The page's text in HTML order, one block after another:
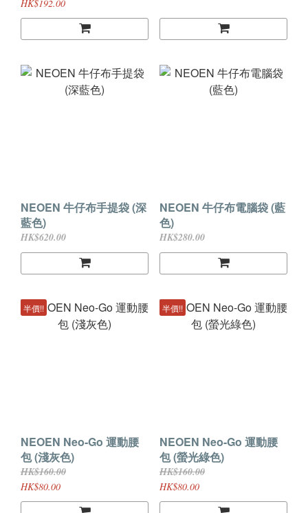
HK$192.00
NEOEN 牛仔布手提袋 (深
藍色)
HK$620.00
NEOEN 牛仔布電腦袋 (藍
色)
HK$280.00
半價!!
NEOEN Neo-Go 運動腰
包 (淺灰色)
HK$160.00
HK$80.00
半價!!
NEOEN Neo-Go 運動腰
包 (螢光綠色)
HK$160.00
HK$80.00